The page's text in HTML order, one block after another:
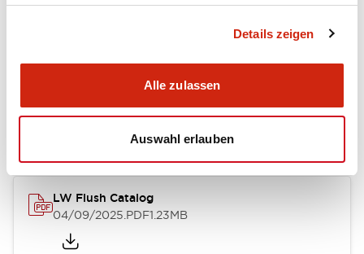
Details zeigen
Alle zulassen
Auswahl erlauben
Kataloge & Broschüren Genehmigungen & Standards
LW Flush Catalog
04/09/2025.PDF1.23MB